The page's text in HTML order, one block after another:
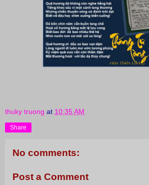
thuky truong at 10:35 AM
Share
No comments:
Post a Comment